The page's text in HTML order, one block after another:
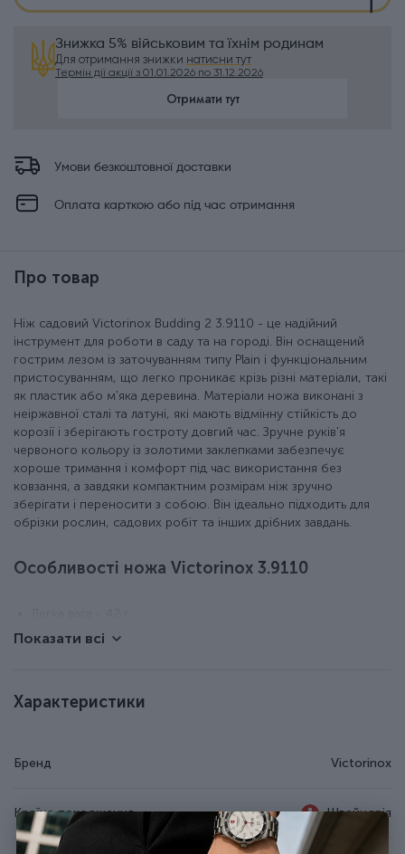
Знижка 5% військовим та їхнім родинам
Для отримання знижки натисни тут
Термін дії акції з 01.01.2026 по 31.12.2026
Отримати тут
Умови безкоштовної доставки
Оплата карткою або під час отримання
Про товар
Ніж садовий Victorinox Budding 2 3.9110 - це надійний
інструмент для роботи в саду та на городі. Він оснащений
гострим лезом із заточуванням типу Plain і функціональним
пристосуванням, що легко проникає крізь різні матеріали, такі
як пластик або м'яка деревина. Матеріали ножа виконані з
неіржавної сталі та латуні, які мають відмінну стійкість до
корозії і зберігають гостроту довгий час. Зручне руків'я
червоного кольору із золотими заклепками забезпечує
хороше тримання і комфорт під час використання без
ковзання, а завдяки компактним розмірам ніж зручно
зберігати і переносити з собою. Він ідеально підходить для
обрізки рослин, садових робіт та інших дрібних завдань.
Особливості ножа Victorinox 3.9110
Розмір - 94 x 23 x 12 мм.
Зроблено в Швейцарії.
Показати всі
Характеристики
Бренд Victorinox
Країна походження Швейцарія